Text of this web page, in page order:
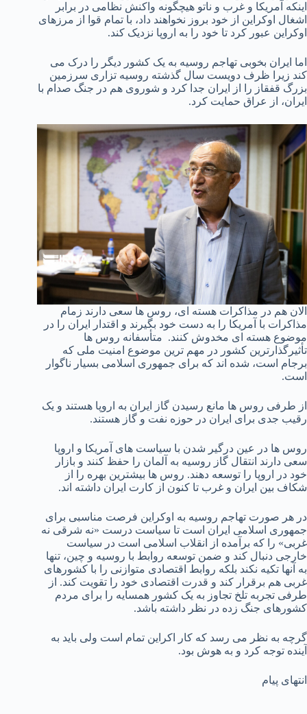
اینکه آمریکا و غرب و ناتو هیچگونه واکنش نظامی در برابر
اشغال اوکراین از خود بروز نخواهند داد، با تمام قوا از مرزهای
اوکراین عبور کرد تا خود را به اروپا نزدیک کند.
اما ایران بخوبی تهاجم روسیه به یک کشور دیگر را درک می
کند زیرا ظرف دویست سال گذشته روسیه تزاری سرزمین
بزرگ قفقاز را از ایران جدا کرد و شوروی هم در جنگ صدام با
ایران، از عراق حمایت کرد.
الان هم در مذاکرات هسته ای، روس ها سعی دارند زمام‌
مذاکرات با آمریکا را به دست خود بگیرند و اقتدار ایران را در
موضوع هسته ای مخدوش کنند. متأسفانه روس ها
تأثیرگذارترین کشور در مهم ترین موضوع امنیت ملی که
برجام است، شده اند که برای جمهوری اسلامی بسیار ناگوار
است.
از طرفی روس ها مانع رسیدن گاز ایران به اروپا هستند و یک
رقیب جدی برای ایران در حوزه نفت و گاز هستند.
روس ها در عین درگیر شدن با سیاست های آمریکا و اروپا
سعی دارند انتقال گاز روسیه به آلمان را حفظ کنند و بازار
خود در اروپا را توسعه دهند. روس ها بیشترین بهره را از
شکاف بین ایران و غرب تا کنون از کارت ایران داشته اند.
در هر صورت تهاجم روسیه به اوکراین فرصت مناسبی برای
جمهوری اسلامی ایران است تا سیاست درست «نه شرقی نه
غربی» را که برآمده از انقلاب اسلامی است در سیاست
خارجی دنبال کند و ضمن توسعه روابط با روسیه و چین، تنها
به آنها تکیه نکند بلکه روابط اقتصادی متوازنی را با کشورهای
غربی هم برقرار کند و قدرت اقتصادی خود را تقویت کند. از
طرفی تجربه تلخ تجاوز به یک کشور همسایه را برای مردم
کشورهای جنگ زده در نظر داشته باشد.
گرچه به نظر می رسد که کار اکراین تمام است ولی باید به
آینده توجه کرد و به هوش بود.
انتهای پیام